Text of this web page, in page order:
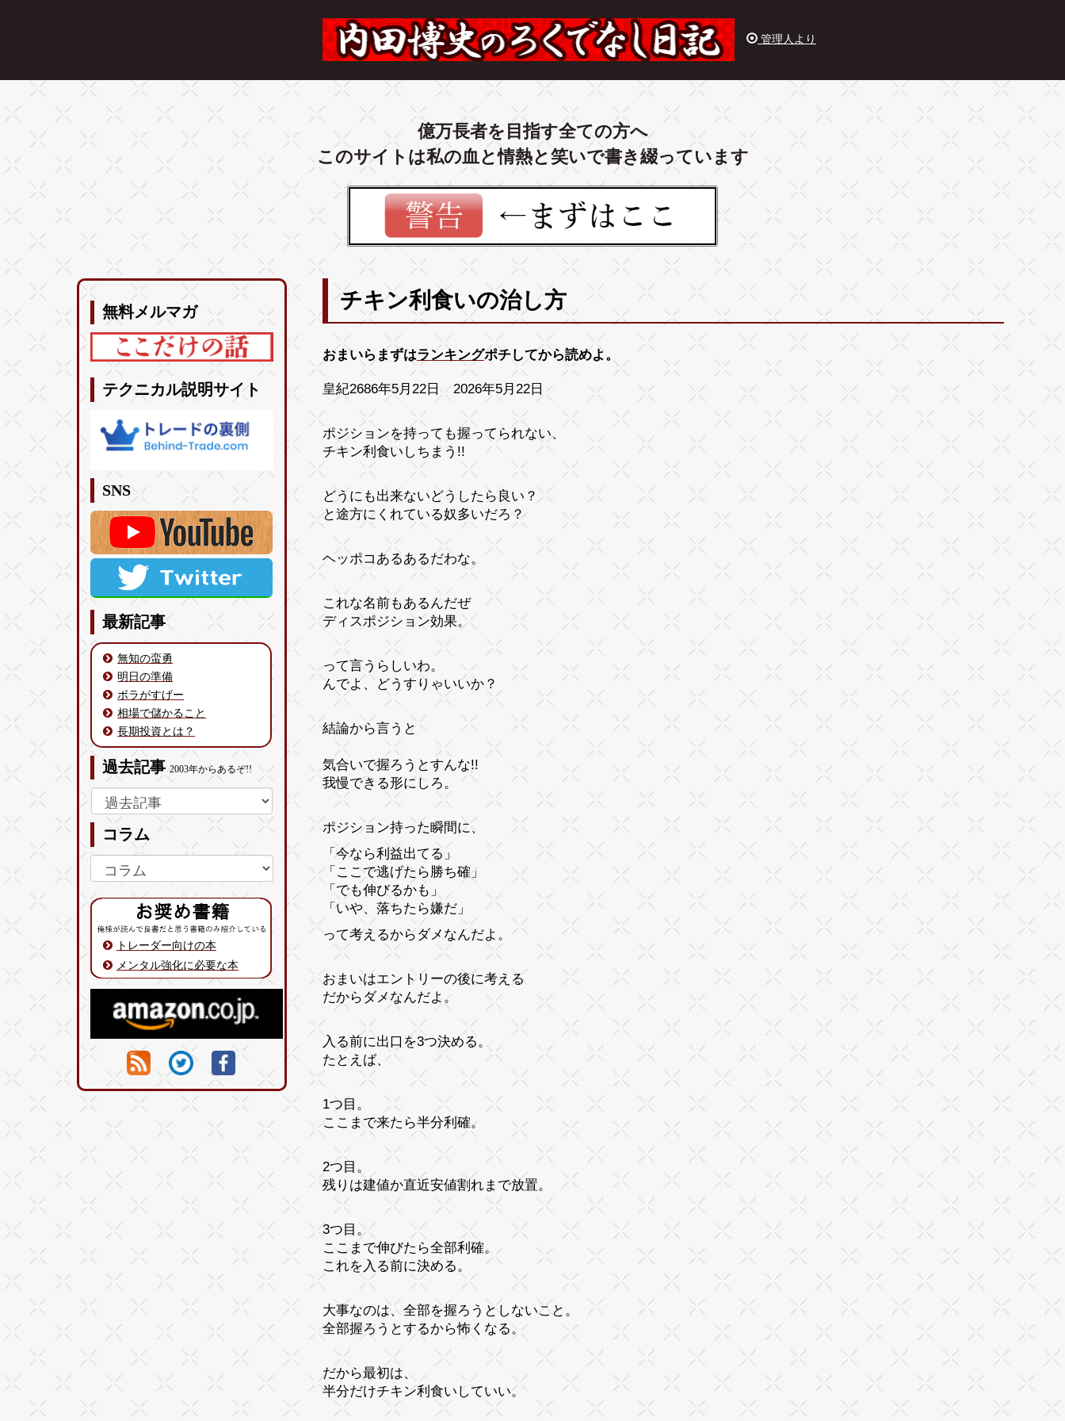
管理人より
億万長者を目指す全ての方へ
このサイトは私の血と情熱と笑いで書き綴っています
無料メルマガ
テクニカル説明サイト
SNS
最新記事
無知の蛮勇
明日の準備
ボラがすげー
相場で儲かること
長期投資とは？
過去記事2003年からあるぞ!!
コラム
トレーダー向けの本
メンタル強化に必要な本
チキン利食いの治し方
おまいらまずはランキングポチしてから読めよ。
皇紀2686年5月22日 2026年5月22日
ポジションを持っても握ってられない、
チキン利食いしちまう!!
どうにも出来ないどうしたら良い？
と途方にくれている奴多いだろ？
ヘッポコあるあるだわな。
これな名前もあるんだぜ
ディスポジション効果。
って言うらしいわ。
んでよ、どうすりゃいいか？
結論から言うと
気合いで握ろうとすんな!!
我慢できる形にしろ。
ポジション持った瞬間に、
「今なら利益出てる」
「ここで逃げたら勝ち確」
「でも伸びるかも」
「いや、落ちたら嫌だ」
って考えるからダメなんだよ。
おまいはエントリーの後に考える
だからダメなんだよ。
入る前に出口を3つ決める。
たとえば、
1つ目。
ここまで来たら半分利確。
2つ目。
残りは建値か直近安値割れまで放置。
3つ目。
ここまで伸びたら全部利確。
これを入る前に決める。
大事なのは、全部を握ろうとしないこと。
全部握ろうとするから怖くなる。
だから最初は、
半分だけチキン利食いしていい。